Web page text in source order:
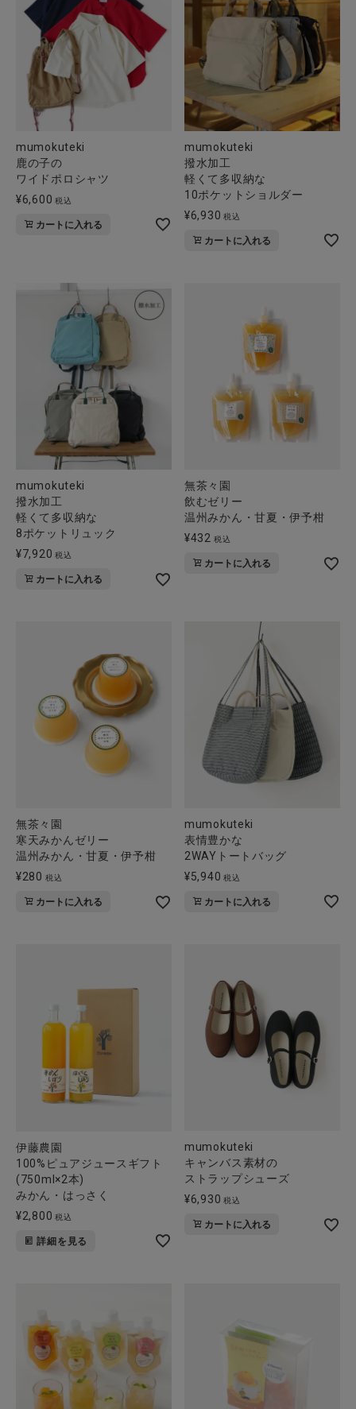
mumokuteki
鹿の子の
ワイドポロシャツ
¥6,600 税込
カートに入れる
mumokuteki
撥水加工
軽くて多収納な
10ポケットショルダー
¥6,930 税込
カートに入れる
mumokuteki
撥水加工
軽くて多収納な
8ポケットリュック
¥7,920 税込
カートに入れる
無茶々園
飲むゼリー
温州みかん・甘夏・伊予柑
¥432 税込
カートに入れる
無茶々園
寒天みかんゼリー
温州みかん・甘夏・伊予柑
¥280 税込
カートに入れる
mumokuteki
表情豊かな
2WAYトートバッグ
¥5,940 税込
カートに入れる
伊藤農園
100%ピュアジュースギフト
(750ml×2本)
みかん・はっさく
¥2,800 税込
詳細を見る
mumokuteki
キャンバス素材の
ストラップシューズ
¥6,930 税込
カートに入れる